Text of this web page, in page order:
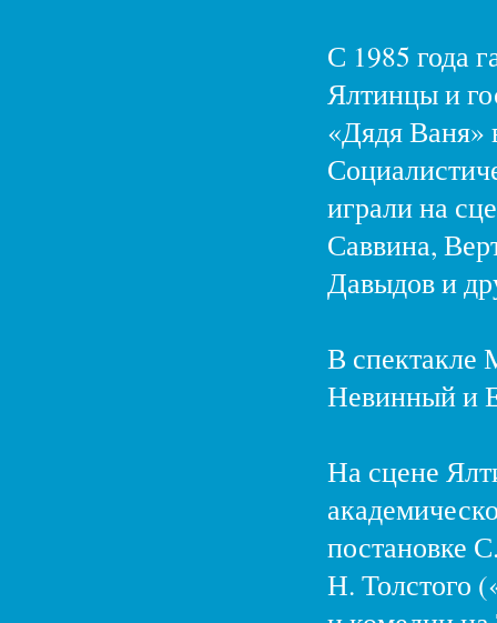
С 1985 года
Ялтинцы и
«Дядя Ваня»
играли на
Саввина,
Давыдов и
В спектакле
Невинный и
На сцене
постановке
Н. Толстого